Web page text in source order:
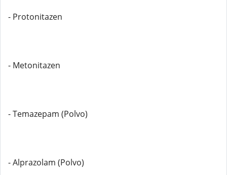
- Protonitazen
- Metonitazen
- Temazepam (Polvo)
- Alprazolam (Polvo)